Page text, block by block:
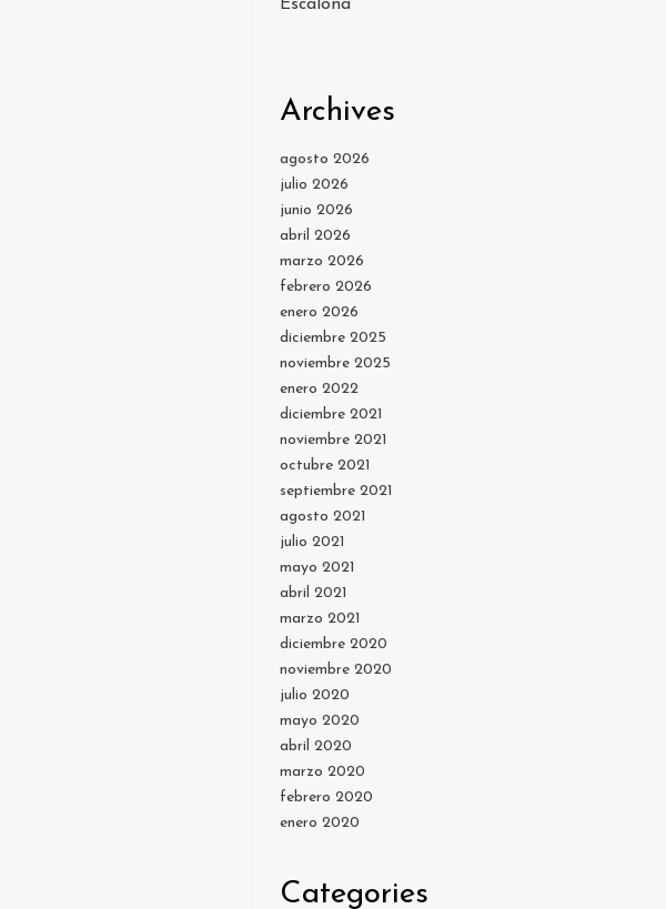
Escalona
Archives
agosto 2026
julio 2026
junio 2026
abril 2026
marzo 2026
febrero 2026
enero 2026
diciembre 2025
noviembre 2025
enero 2022
diciembre 2021
noviembre 2021
octubre 2021
septiembre 2021
agosto 2021
julio 2021
mayo 2021
abril 2021
marzo 2021
diciembre 2020
noviembre 2020
julio 2020
mayo 2020
abril 2020
marzo 2020
febrero 2020
enero 2020
Categories